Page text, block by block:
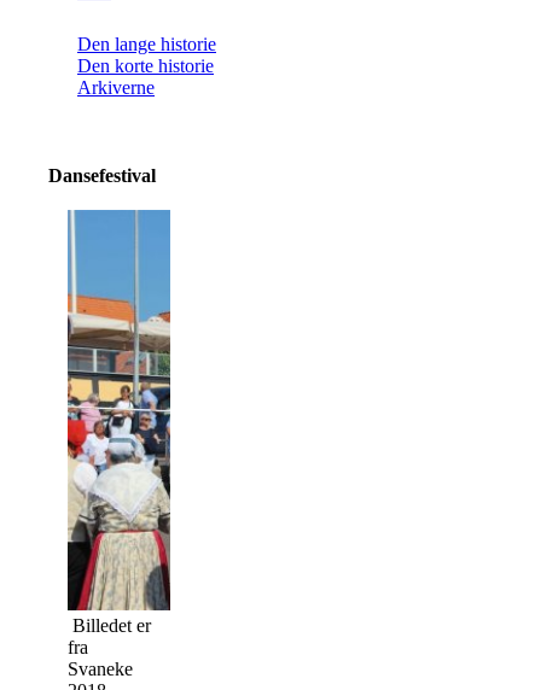
Den lange historie
Den korte historie
Arkiverne
Dansefestival
Billedet er
fra
Svaneke